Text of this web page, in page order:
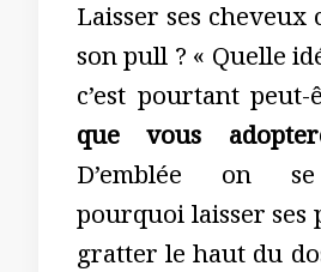
Laisser ses cheveux
son pull ? « Quelle
c’est pourtant peut-
que vous
D’emblée on
pourquoi laisser ses
gratter le haut du